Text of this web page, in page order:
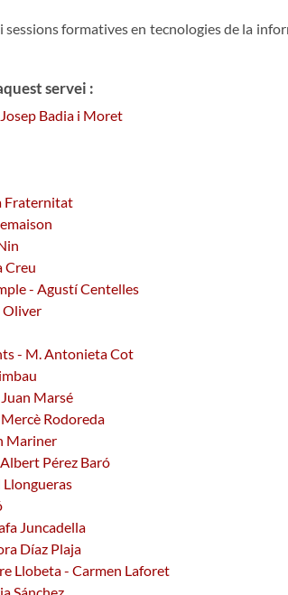
sessions formatives en tecnologies de la
servei :
Badia i Moret
Fraternitat
Creu
- Agustí Centelles
Oliver
- M. Antonieta Cot
Marsé
Rodoreda
Mariner
Pérez Baró
Llongueras
Juncadella
Díaz Plaja
Llobeta - Carmen Laforet